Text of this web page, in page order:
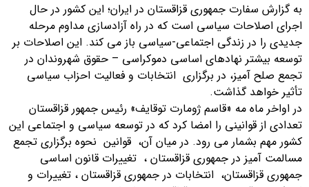
به گزارش سفارت جمهوری قزاقستان در ایران؛ این کشور در حال
اجرای اصلاحات سیاسی است که در راه آزادسازی مداوم مرحله
جدیدی را در زندگی اجتماعی-سیاسی باز می کند. این اصلاحات بر
توسعه بیشتر نهادهای اساسی دموکراسی – حقوق شهروندان در
تجمع صلح آمیز، در برگزاری انتخابات و فعالیت احزاب سیاسی
تأثیر خواهد گذاشت.
در اواخر ماه مه «قاسم ژومارت توقایف» رئیس جمهور قزاقستان
تعدادی از قوانینی را امضا كرد كه در توسعه سیاسی و اجتماعی این
كشور مهم بشمار می رود. در میان آن، قوانین نحوه برگزاری تجمع
مسالمت آمیز در جمهوری قزاقستان ، تغییرات قانون اساسی
جمهوری قزاقستان، انتخابات در جمهوری قزاقستان ، تغییرات و